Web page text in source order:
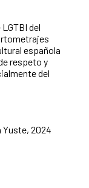
del
española
respeto y
del
Yuste, 2024